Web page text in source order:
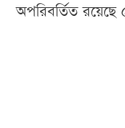
অপরিবর্তিত রয়েছে